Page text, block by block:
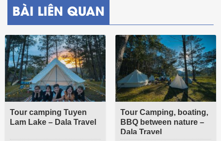
BÀI LIÊN QUAN
Tour camping Tuyen
Lam Lake – Dala Travel
Tour Camping, boating,
BBQ between nature –
Dala Travel